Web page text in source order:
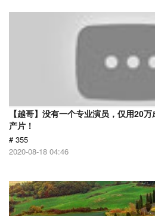
【越哥】没有一个专业演员，仅用20
产片！
# 355
2020-08-18 04:46